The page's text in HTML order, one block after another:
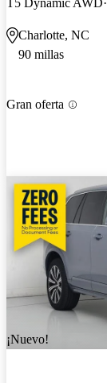
Charlotte, NC
90 millas
Gran oferta
¡Nuevo!